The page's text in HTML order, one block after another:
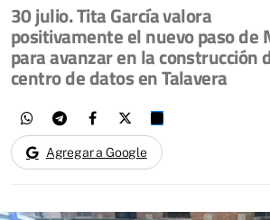
30 julio. Tita García valora
positivamente el nuevo paso de
para avanzar en la construcción
centro de datos en Talavera
Agregar a Google